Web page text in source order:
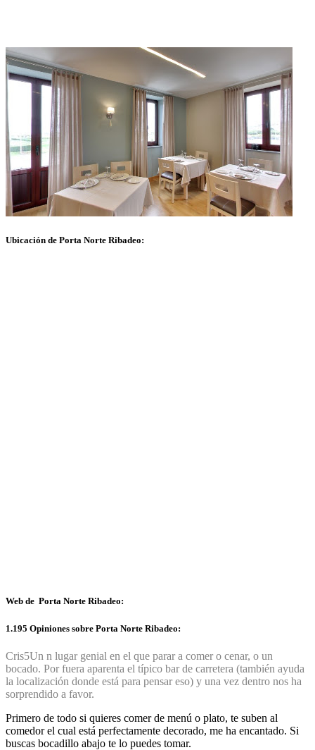
Ubicación de Porta Norte Ribadeo:
Web de Porta Norte Ribadeo:
1.195 Opiniones sobre Porta Norte Ribadeo:
Cris5Un n lugar genial en el que parar a comer o cenar, o un
bocado. Por fuera aparenta el típico bar de carretera (también ayuda
la localización donde está para pensar eso) y una vez dentro nos ha
sorprendido a favor.
Primero de todo si quieres comer de menú o plato, te suben al
comedor el cual está perfectamente decorado, me ha encantado. Si
buscas bocadillo abajo te lo puedes tomar.